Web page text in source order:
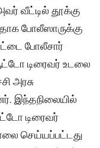
வீட்டில் தூக்கு
போலீஸாருக்கு
போலீசார்
டிரைவர் உடலை
அரசு
இந்தநிலையில்
டிரைவர்
செய்யப்பட்டது